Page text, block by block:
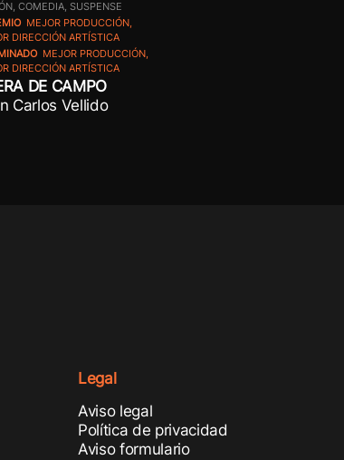
COMEDIA, SUSPENSE
MEJOR PRODUCCIÓN,
DIRECCIÓN ARTÍSTICA
MEJOR PRODUCCIÓN,
DIRECCIÓN ARTÍSTICA
DE CAMPO
Carlos Vellido
Legal
Aviso legal
Política de privacidad
Aviso formulario